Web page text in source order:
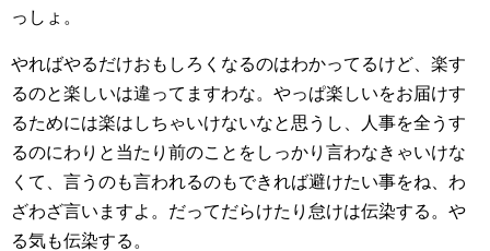
っしょ。
やればやるだけおもしろくなるのはわかってるけど、楽す
るのと楽しいは違ってますわな。やっぱ楽しいをお届けす
るためには楽はしちゃいけないなと思うし、人事を全うす
るのにわりと当たり前のことをしっかり言わなきゃいけな
くて、言うのも言われるのもできれば避けたい事をね、わ
ざわざ言いますよ。だってだらけたり怠けは伝染する。や
る気も伝染する。